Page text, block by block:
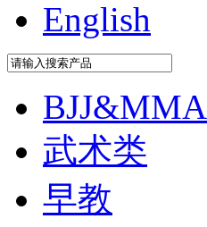
English
BJJ&MMA
武术类
早教